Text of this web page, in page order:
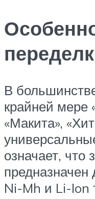
В
крайней мере
«Макита»,
означает, что
предназначен
Ni-Mh и Li-Ion